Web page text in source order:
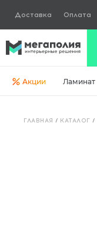
Доставка Оплата
Акции Ламинат
ГЛАВНАЯ / КАТАЛОГ /